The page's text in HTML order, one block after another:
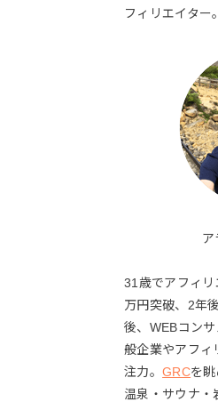
フィリエイター。
ア
31歳でアフィ
万円突破、2年
後、WEBコン
般企業やアフィ
注力。GRCを
温泉・サウナ・